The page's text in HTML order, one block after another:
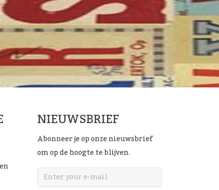
NIEUWSBRIEF
Abonneer je op onze nieuwsbrief
om op de hoogte te blijven.